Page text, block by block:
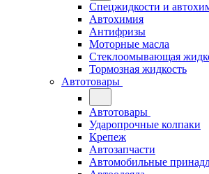
Спецжидкости и
Автохимия
Антифризы
Моторные масла
Стеклоомывающая
Тормозная жидкость
Автотовары
Автотовары
Ударопрочные колпаки
Крепеж
Автозапчасти
Автомобильные